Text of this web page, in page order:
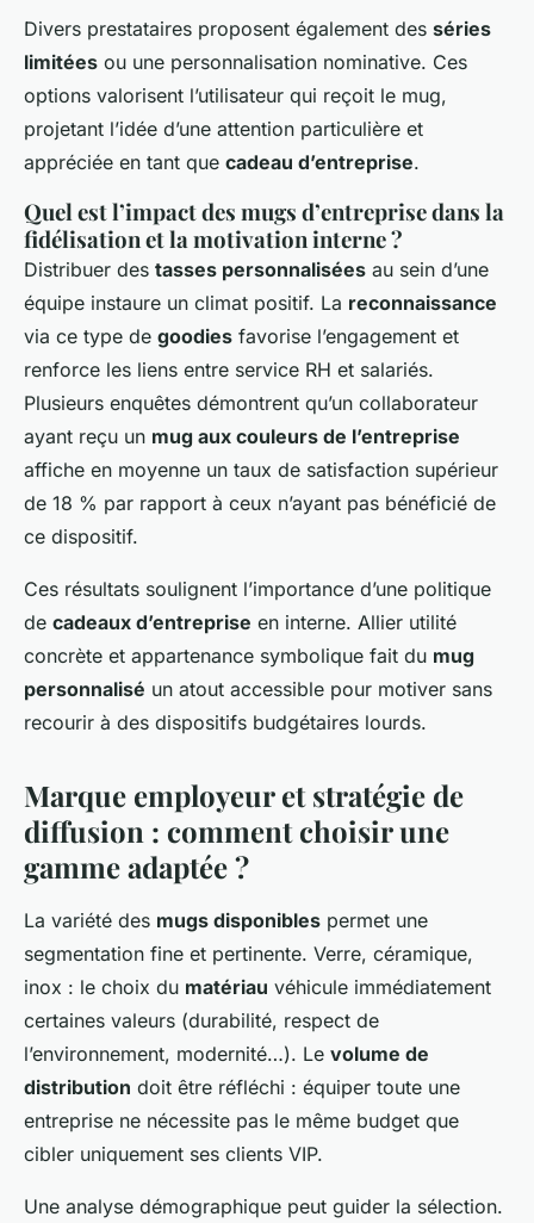
Divers prestataires proposent également des séries
limitées ou une personnalisation nominative. Ces
options valorisent l’utilisateur qui reçoit le mug,
projetant l’idée d’une attention particulière et
appréciée en tant que cadeau d’entreprise.
Quel est l’impact des mugs d’entreprise dans la
fidélisation et la motivation interne ?
Distribuer des tasses personnalisées au sein d’une
équipe instaure un climat positif. La reconnaissance
via ce type de goodies favorise l’engagement et
renforce les liens entre service RH et salariés.
Plusieurs enquêtes démontrent qu’un collaborateur
ayant reçu un mug aux couleurs de l’entreprise
affiche en moyenne un taux de satisfaction supérieur
de 18 % par rapport à ceux n’ayant pas bénéficié de
ce dispositif.
Ces résultats soulignent l’importance d’une politique
de cadeaux d’entreprise en interne. Allier utilité
concrète et appartenance symbolique fait du mug
personnalisé un atout accessible pour motiver sans
recourir à des dispositifs budgétaires lourds.
Marque employeur et stratégie de
diffusion : comment choisir une
gamme adaptée ?
La variété des mugs disponibles permet une
segmentation fine et pertinente. Verre, céramique,
inox : le choix du matériau véhicule immédiatement
certaines valeurs (durabilité, respect de
l’environnement, modernité…). Le volume de
distribution doit être réfléchi : équiper toute une
entreprise ne nécessite pas le même budget que
cibler uniquement ses clients VIP.
Une analyse démographique peut guider la sélection.